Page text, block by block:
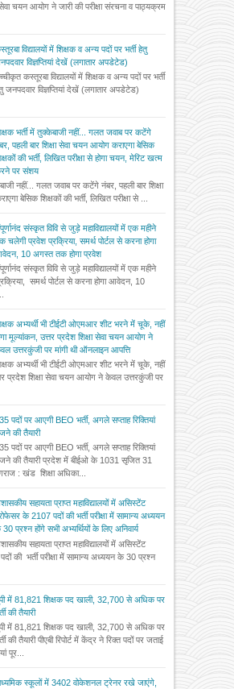
सेवा चयन आयोग ने जारी की परीक्षा संरचना व पाठ्यक्रम
विद्यालयों में शिक्षक व अन्य पदों पर भर्ती हेतु
विज्ञप्तियां देखें (लगातार अपडेटेड)
कस्तूरबा विद्यालयों में शिक्षक व अन्य पदों पर भर्ती
जनपदवार विज्ञप्तियां देखें (लगातार अपडेटेड)
भर्ती में तुक्केबाजी नहीं... गलत जवाब पर कटेंगे
पहली बार शिक्षा सेवा चयन आयोग कराएगा बेसिक
की भर्ती, लिखित परीक्षा से होगा चयन, मेरिट खत्म
पर संशय
नहीं... गलत जवाब पर कटेंगे नंबर, पहली बार शिक्षा
बेसिक शिक्षकों की भर्ती, लिखित परीक्षा से ...
संस्कृत विवि से जुड़े महाविद्यालयों में एक महीने
चलेगी प्रवेश प्रक्रिया, समर्थ पोर्टल से करना होगा
10 अगस्त तक होगा प्रवेश
संस्कृत विवि से जुड़े महाविद्यालयों में एक महीने
समर्थ पोर्टल से करना होगा आवेदन, 10
अभ्यर्थी भी टीईटी ओएमआर शीट भरने में चूके, नहीं
मूल्यांकन, उत्तर प्रदेश शिक्षा सेवा चयन आयोग ने
उत्तरकुंजी पर मांगी थी ऑनलाइन आपत्ति
अभ्यर्थी भी टीईटी ओएमआर शीट भरने में चूके, नहीं
प्रदेश शिक्षा सेवा चयन आयोग ने केवल उत्तरकुंजी पर
पदों पर आएगी BEO भर्ती, अगले सप्ताह रिक्तियां
की तैयारी
पदों पर आएगी BEO भर्ती, अगले सप्ताह रिक्तियां
की तैयारी प्रदेश में बीईओ के 1031 सृजित 31
: खंड शिक्षा अधिका...
सहायता प्राप्त महाविद्यालयों में असिस्टेंट
के 2107 पदों की भर्ती परीक्षा में सामान्य अध्ययन
प्रश्न होंगे सभी अभ्यर्थियों के लिए अनिवार्य
सहायता प्राप्त महाविद्यालयों में असिस्टेंट
की भर्ती परीक्षा में सामान्य अध्ययन के 30 प्रश्न
में 81,821 शिक्षक पद खाली, 32,700 से अधिक पर
की तैयारी
में 81,821 शिक्षक पद खाली, 32,700 से अधिक पर
की तैयारी पीएबी रिपोर्ट में केंद्र ने रिक्त पदों पर जताई
पूर...
स्कूलों में 3402 वोकेशनल ट्रेनर रखे जाएंगे,